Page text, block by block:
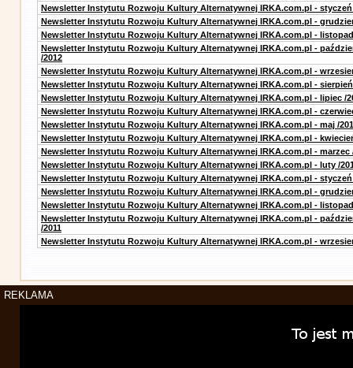
Newsletter Instytutu Rozwoju Kultury Alternatywnej IRKA.com.pl - styczeń
Newsletter Instytutu Rozwoju Kultury Alternatywnej IRKA.com.pl -
Newsletter Instytutu Rozwoju Kultury Alternatywnej IRKA.com.pl - listopad
Newsletter Instytutu Rozwoju Kultury Alternatywnej IRKA.com.pl -
/2012
Newsletter Instytutu Rozwoju Kultury Alternatywnej IRKA.com.pl -
Newsletter Instytutu Rozwoju Kultury Alternatywnej IRKA.com.pl - sierpień
Newsletter Instytutu Rozwoju Kultury Alternatywnej IRKA.com.pl - lipiec /
Newsletter Instytutu Rozwoju Kultury Alternatywnej IRKA.com.pl -
Newsletter Instytutu Rozwoju Kultury Alternatywnej IRKA.com.pl - maj /
Newsletter Instytutu Rozwoju Kultury Alternatywnej IRKA.com.pl -
Newsletter Instytutu Rozwoju Kultury Alternatywnej IRKA.com.pl - marzec
Newsletter Instytutu Rozwoju Kultury Alternatywnej IRKA.com.pl - luty /
Newsletter Instytutu Rozwoju Kultury Alternatywnej IRKA.com.pl - styczeń
Newsletter Instytutu Rozwoju Kultury Alternatywnej IRKA.com.pl -
Newsletter Instytutu Rozwoju Kultury Alternatywnej IRKA.com.pl - listopad
Newsletter Instytutu Rozwoju Kultury Alternatywnej IRKA.com.pl -
/2011
Newsletter Instytutu Rozwoju Kultury Alternatywnej IRKA.com.pl -
REKLAMA